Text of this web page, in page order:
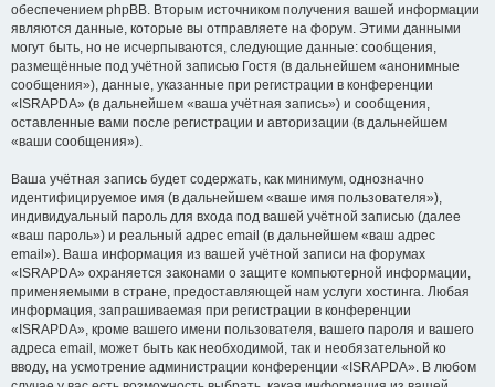
обеспечением phpBB. Вторым источником получения вашей информации
являются данные, которые вы отправляете на форум. Этими данными
могут быть, но не исчерпываются, следующие данные: сообщения,
размещённые под учётной записью Гостя (в дальнейшем «анонимные
сообщения»), данные, указанные при регистрации в конференции
«ISRAPDA» (в дальнейшем «ваша учётная запись») и сообщения,
оставленные вами после регистрации и авторизации (в дальнейшем
«ваши сообщения»).
Ваша учётная запись будет содержать, как минимум, однозначно
идентифицируемое имя (в дальнейшем «ваше имя пользователя»),
индивидуальный пароль для входа под вашей учётной записью (далее
«ваш пароль») и реальный адрес email (в дальнейшем «ваш адрес
email»). Ваша информация из вашей учётной записи на форумах
«ISRAPDA» охраняется законами о защите компьютерной информации,
применяемыми в стране, предоставляющей нам услуги хостинга. Любая
информация, запрашиваемая при регистрации в конференции
«ISRAPDA», кроме вашего имени пользователя, вашего пароля и вашего
адреса email, может быть как необходимой, так и необязательной ко
вводу, на усмотрение администрации конференции «ISRAPDA». В любом